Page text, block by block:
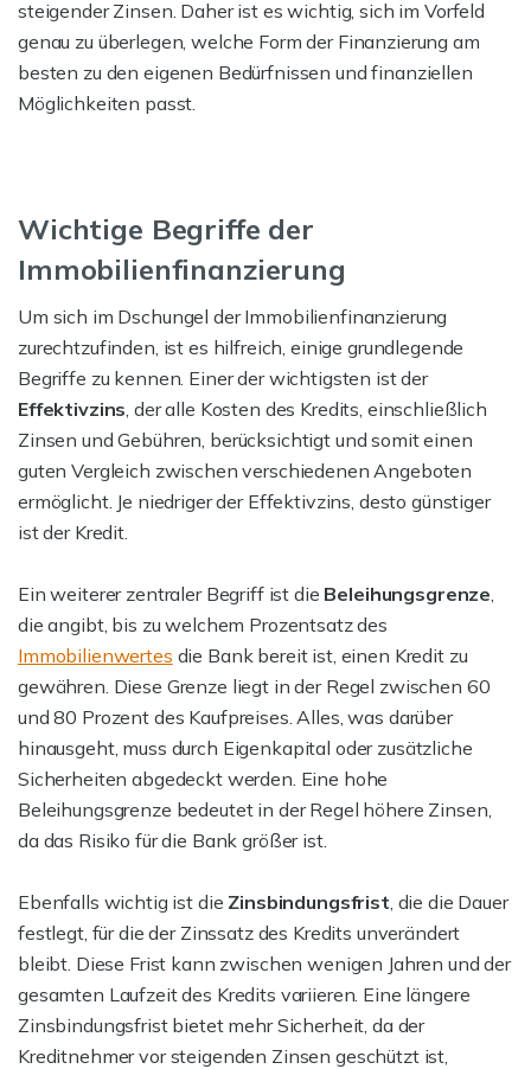
steigender Zinsen. Daher ist es wichtig, sich im Vorfeld
genau zu überlegen, welche Form der Finanzierung am
besten zu den eigenen Bedürfnissen und finanziellen
Möglichkeiten passt.
Wichtige Begriffe der
Immobilienfinanzierung
Um sich im Dschungel der Immobilienfinanzierung
zurechtzufinden, ist es hilfreich, einige grundlegende
Begriffe zu kennen. Einer der wichtigsten ist der
Effektivzins, der alle Kosten des Kredits, einschließlich
Zinsen und Gebühren, berücksichtigt und somit einen
guten Vergleich zwischen verschiedenen Angeboten
ermöglicht. Je niedriger der Effektivzins, desto günstiger
ist der Kredit.
Ein weiterer zentraler Begriff ist die Beleihungsgrenze,
die angibt, bis zu welchem Prozentsatz des
Immobilienwertes die Bank bereit ist, einen Kredit zu
gewähren. Diese Grenze liegt in der Regel zwischen 60
und 80 Prozent des Kaufpreises. Alles, was darüber
hinausgeht, muss durch Eigenkapital oder zusätzliche
Sicherheiten abgedeckt werden. Eine hohe
Beleihungsgrenze bedeutet in der Regel höhere Zinsen,
da das Risiko für die Bank größer ist.
Ebenfalls wichtig ist die Zinsbindungsfrist, die die Dauer
festlegt, für die der Zinssatz des Kredits unverändert
bleibt. Diese Frist kann zwischen wenigen Jahren und der
gesamten Laufzeit des Kredits variieren. Eine längere
Zinsbindungsfrist bietet mehr Sicherheit, da der
Kreditnehmer vor steigenden Zinsen geschützt ist,